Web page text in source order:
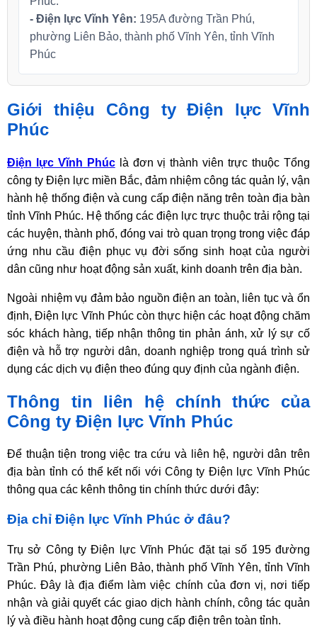
- Điện lực Vĩnh Yên: 195A đường Trần Phú,
phường Liên Bảo, thành phố Vĩnh Yên, tỉnh Vĩnh
Phúc
Giới thiệu Công ty Điện lực Vĩnh
Phúc
Điện lực Vĩnh Phúclà đơn vị thành viên trực thuộc Tổng
công ty Điện lực miền Bắc, đảm nhiệm công tác quản lý, vận
hành hệ thống điện và cung cấp điện năng trên toàn địa bàn
tỉnh Vĩnh Phúc. Hệ thống các điện lực trực thuộc trải rộng tại
các huyện, thành phố, đóng vai trò quan trọng trong việc đáp
ứng nhu cầu điện phục vụ đời sống sinh hoạt của người
dân cũng như hoạt động sản xuất, kinh doanh trên địa bàn.
Ngoài nhiệm vụ đảm bảo nguồn điện an toàn, liên tục và ổn
định, Điện lực Vĩnh Phúc còn thực hiện các hoạt động chăm
sóc khách hàng, tiếp nhận thông tin phản ánh, xử lý sự cố
điện và hỗ trợ người dân, doanh nghiệp trong quá trình sử
dụng các dịch vụ điện theo đúng quy định của ngành điện.
Thông tin liên hệ chính thức của
Công ty Điện lực Vĩnh Phúc
Để thuận tiện trong việc tra cứu và liên hệ, người dân trên
địa bàn tỉnh có thể kết nối với Công ty Điện lực Vĩnh Phúc
thông qua các kênh thông tin chính thức dưới đây:
Địa chỉ Điện lực Vĩnh Phúc ở đâu?
Trụ sở Công ty Điện lực Vĩnh Phúc đặt tại số 195 đường
Trần Phú, phường Liên Bảo, thành phố Vĩnh Yên, tỉnh Vĩnh
Phúc. Đây là địa điểm làm việc chính của đơn vị, nơi tiếp
nhận và giải quyết các giao dịch hành chính, công tác quản
lý và điều hành hoạt động cung cấp điện trên toàn tỉnh.